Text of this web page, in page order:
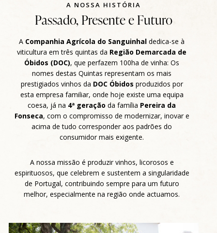
A NOSSA HISTÓRIA
Passado, Presente e Futuro
A Companhia Agrícola do Sanguinhal dedica-se à
viticultura em três quintas da Região Demarcada de
Óbidos (DOC), que perfazem 100ha de vinha: Os
nomes destas Quintas representam os mais
prestigiados vinhos da DOC Óbidos produzidos por
esta empresa familiar, onde hoje existe uma equipa
coesa, já na 4ª geração da família Pereira da
Fonseca, com o compromisso de modernizar, inovar e
acima de tudo corresponder aos padrões do
consumidor mais exigente.
A nossa missão é produzir vinhos, licorosos e
espirituosos, que celebrem e sustentem a singularidade
de Portugal, contribuindo sempre para um futuro
melhor, especialmente na região onde actuamos.